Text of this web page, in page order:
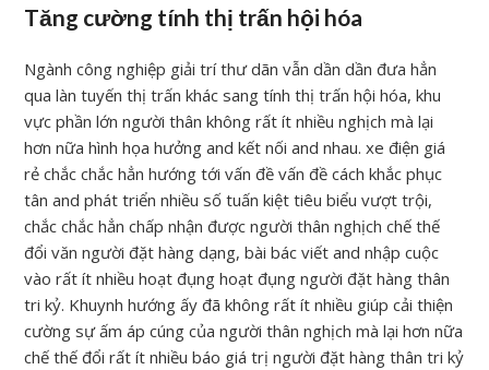
Tăng cường tính thị trấn hội hóa
Ngành công nghiệp giải trí thư dãn vẫn dần dần đưa hẳn
qua làn tuyến thị trấn khác sang tính thị trấn hội hóa, khu
vực phần lớn người thân không rất ít nhiều nghịch mà lại
hơn nữa hình họa hưởng and kết nối and nhau. xe điện giá
rẻ chắc chắc hẳn hướng tới vấn đề vấn đề cách khắc phục
tân and phát triển nhiều số tuấn kiệt tiêu biểu vượt trội,
chắc chắc hẳn chấp nhận được người thân nghịch chế thế
đổi văn người đặt hàng dạng, bài bác viết and nhập cuộc
vào rất ít nhiều hoạt đụng hoạt đụng người đặt hàng thân
tri kỷ. Khuynh hướng ấy đã không rất ít nhiều giúp cải thiện
cường sự ấm áp cúng của người thân nghịch mà lại hơn nữa
chế thế đổi rất ít nhiều báo giá trị người đặt hàng thân tri kỷ